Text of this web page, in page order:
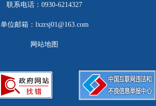
联系电话：0930-6214327
单位邮箱：lxzrsj01@163.com
网站地图